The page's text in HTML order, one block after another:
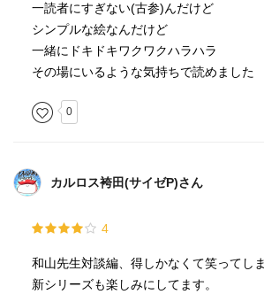
一読者にすぎない(古参)んだけど
シンプルな絵なんだけど
一緒にドキドキワクワクハラハラ
その場にいるような気持ちで読めました
0
カルロス袴田(サイゼP)さん
4
和山先生対談編、得しかなくて笑ってし
新シリーズも楽しみにしてます。